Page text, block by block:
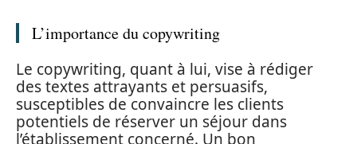
L’importance du copywriting
Le copywriting, quant à lui, vise à rédiger
des textes attrayants et persuasifs,
susceptibles de convaincre les clients
potentiels de réserver un séjour dans
l’établissement concerné. Un bon